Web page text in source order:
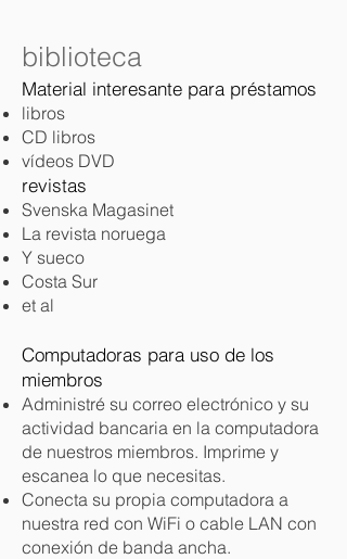
biblioteca
Material interesante para préstamos
libros
CD libros
vídeos DVD
revistas
Svenska Magasinet
La revista noruega
Y sueco
Costa Sur
et al
Computadoras para uso de los
miembros
Administré su correo electrónico y su
actividad bancaria en la computadora
de nuestros miembros. Imprime y
escanea lo que necesitas.
Conecta su propia computadora a
nuestra red con WiFi o cable LAN con
conexión de banda ancha.